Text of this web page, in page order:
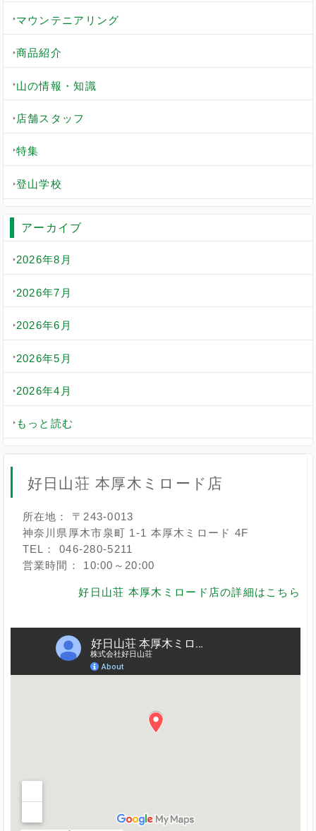
マウンテニアリング
商品紹介
山の情報・知識
店舗スタッフ
特集
登山学校
アーカイブ
2026年8月
2026年7月
2026年6月
2026年5月
2026年4月
もっと読む
好日山荘 本厚木ミロード店
所在地： 〒243-0013
神奈川県厚木市泉町 1-1 本厚木ミロード 4F
TEL： 046-280-5211
営業時間： 10:00～20:00
好日山荘 本厚木ミロード店の詳細はこちら